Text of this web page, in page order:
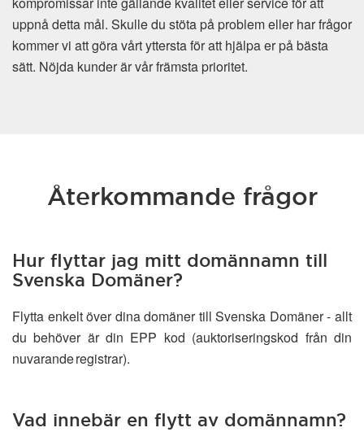
uppnå detta mål. Skulle du stöta på problem eller har frågor
kommer vi att göra vårt yttersta för att hjälpa er på bästa
sätt. Nöjda kunder är vår främsta prioritet.
Återkommande frågor
Hur flyttar jag mitt domännamn till
Svenska Domäner?
Flytta enkelt över dina domäner till Svenska Domäner - allt
du behöver är din EPP kod (auktoriseringskod från din
nuvarande registrar).
Vad innebär en flytt av domännamn?